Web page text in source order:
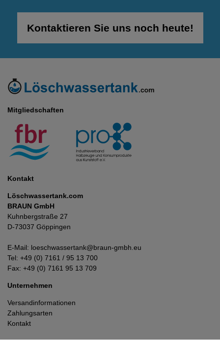
Kontaktieren Sie uns noch heute!
Mitgliedschaften
Kontakt
Löschwassertank.com
BRAUN GmbH
Kuhnbergstraße 27
D-73037 Göppingen
E-Mail: loeschwassertank@braun-gmbh.eu
Tel: +49 (0) 7161 / 95 13 700
Fax: +49 (0) 7161 95 13 709
Unternehmen
Versandinformationen
Zahlungsarten
Kontakt